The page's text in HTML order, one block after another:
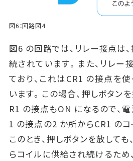
図6：回路図4
図6 の回路では、リレー接点は
続されています。また、リレー
ており、これはCR1 の接点を
います。この場合、押しボタン
R1 の接点もON になるので、電
1 の接点の2 か所からCR1 のコ
このとき、押しボタンを放して
らコイルに供給され続けるた